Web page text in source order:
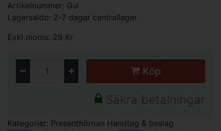
Artikelnummer: Gul
Lagersaldo: 2-7 dagar centrallager
Exkl moms: 29 Kr
Köp
Säkra betalningar
Kategorier: Presenthörnan Handtag & beslag